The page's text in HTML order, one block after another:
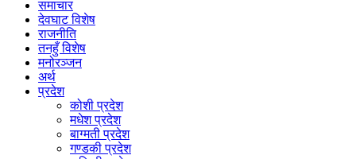
समाचार
देवघाट विशेष
राजनीति
तनहुँ विशेष
मनोरञ्जन
अर्थ
प्रदेश
कोशी प्रदेश
मधेश प्रदेश
बाग्मती प्रदेश
गण्डकी प्रदेश